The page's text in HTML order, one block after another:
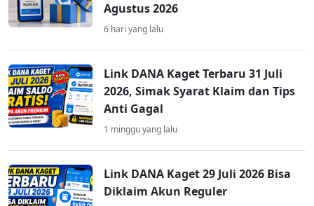
Agustus 2026
6 hari yang lalu
Link DANA Kaget Terbaru 31 Juli
2026, Simak Syarat Klaim dan Tips
Anti Gagal
1 minggu yang lalu
Link DANA Kaget 29 Juli 2026 Bisa
Diklaim Akun Reguler